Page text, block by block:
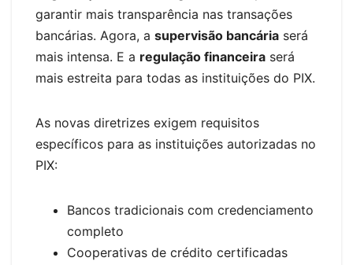
garantir mais transparência nas transações
bancárias. Agora, a supervisão bancária será
mais intensa. E a regulação financeira será
mais estreita para todas as instituições do PIX.
As novas diretrizes exigem requisitos
específicos para as instituições autorizadas no
PIX:
Bancos tradicionais com credenciamento
completo
Cooperativas de crédito certificadas